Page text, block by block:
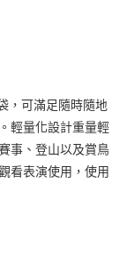
，可滿足隨時隨地
輕量化設計重量輕
事、登山以及賞鳥
看表演使用，使用